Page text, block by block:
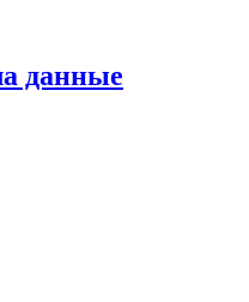
данные